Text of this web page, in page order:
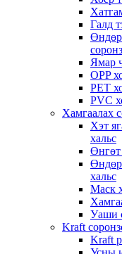
Галд
Өндөр
Ямар
OPP
PET
PVC
Хамгаалах
Хэт
хальс
Өнгөт
Өндөр
хальс
Маск
Уаши
Kraft
Kraft